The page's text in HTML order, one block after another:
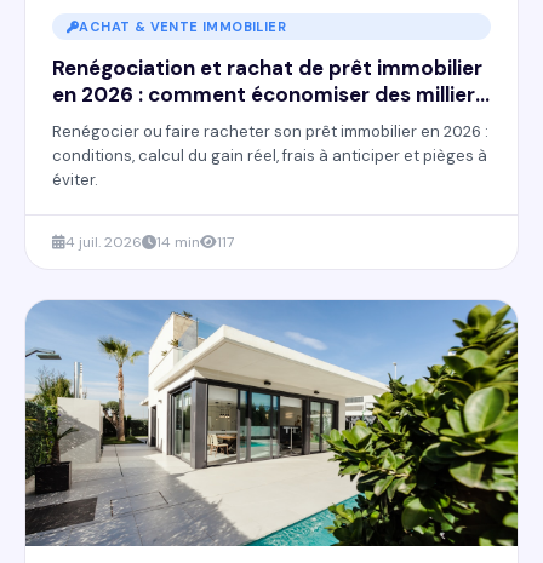
ACHAT & VENTE IMMOBILIER
Renégociation et rachat de prêt immobilier
en 2026 : comment économiser des milliers
d'euros
Renégocier ou faire racheter son prêt immobilier en 2026 :
conditions, calcul du gain réel, frais à anticiper et pièges à
éviter.
4 juil. 2026 14 min 117